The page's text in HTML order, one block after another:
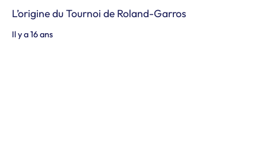
L’origine du Tournoi de Roland-Garros
Il y a 16 ans